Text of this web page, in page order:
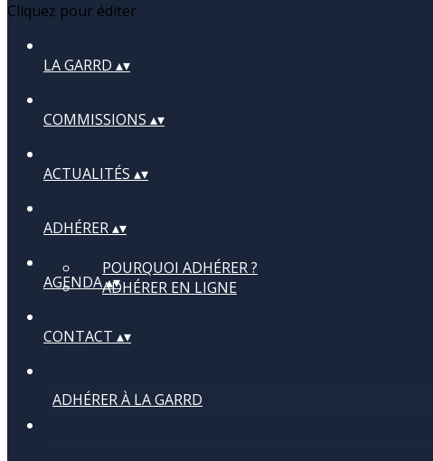
Cliquez pour éditer
LA GARRD ▴▾
COMMISSIONS ▴▾
ACTUALITÉS ▴▾
ADHÉRER▴▾
POURQUOI ADHÉRER ?
ADHÉRER EN LIGNE
AGENDA▴▾
CONTACT ▴▾
ADHÉRER À LA GARRD